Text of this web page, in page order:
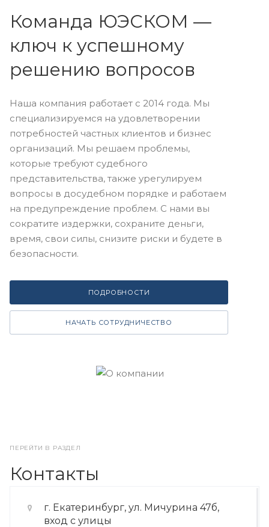
Команда ЮЭСКОМ —
ключ к успешному
решению вопросов
Наша компания работает с 2014 года. Мы
специализируемся на удовлетворении
потребностей частных клиентов и бизнес
организаций. Мы решаем проблемы,
которые требуют судебного
представительства, также урегулируем
вопросы в досудебном порядке и работаем
на предупреждение проблем. С нами вы
сократите издержки, сохраните деньги,
время, свои силы, снизите риски и будете в
безопасности.
ПОДРОБНОСТИ
НАЧАТЬ СОТРУДНИЧЕСТВО
ПЕРЕЙТИ В РАЗДЕЛ
Контакты
г. Екатеринбург, ул. Мичурина 47б,
вход с улицы